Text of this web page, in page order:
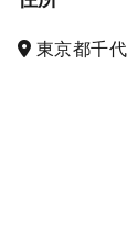
東京都千